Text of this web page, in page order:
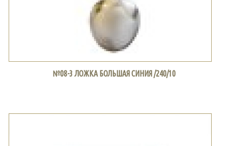
№08-3 ЛОЖКА БОЛЬШАЯ СИНИЯ /240/10